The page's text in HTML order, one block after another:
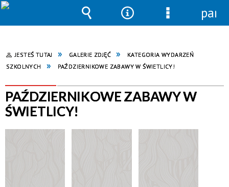
JESTEŚ TUTAJ GALERIE ZDJĘĆ
KATEGORIA WYDARZEŃ
SZKOLNYCH
PAŹDZIERNIKOWE ZABAWY W ŚWIETLICY!
PAŹDZIERNIKOWE ZABAWY W
ŚWIETLICY!
Wyszukiwarka
NarzędziaMenu